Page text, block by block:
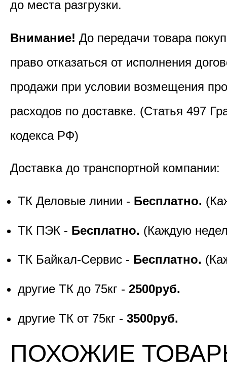
до места разгрузки.
Внимание! До передачи товара
право отказаться от исполнения
продажи при условии возмещения
расходов по доставке. (Статья 497
кодекса РФ)
Доставка до транспортной компании:
ТК Деловые линии - Бесплатно.
ТК ПЭК - Бесплатно. (Каждую
ТК Байкал-Сервис - Бесплатно.
другие ТК до 75кг - 2500руб.
другие ТК от 75кг - 3500руб.
ПОХОЖИЕ